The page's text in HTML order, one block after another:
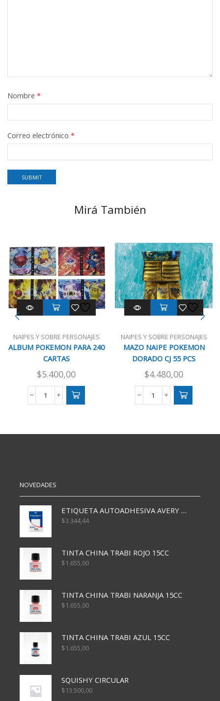
Nombre *
Correo electrónico *
Mirá También
NAIPES Y SOBRE PERSONAJES
ALBUM POKEMON PARA 240
CARTAS
$5.400,00
ALBUM
CARTAS
NAIPES Y SOBRE PERSONAJES
MAZO NAIPE POKEMON
DORADO CJ 55 PCS
$4.480,00
MAZO
CJ
NOVEDADES
ETIQUETA AUTOADHESIVA AVERY 3026 30H 20 X 70
$3.344,44
TINTA CHINA TRABI ROJO 15CC
$1.655,00
TINTA CHINA TRABI NARANJA 15CC
$1.655,00
TINTA CHINA TRABI AZUL 15CC
$1.655,00
SQUISHY CIRCULAR
$13.500,00